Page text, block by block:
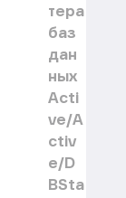
тера
баз
дан
ных
Acti
ve/A
ctiv
e/D
BSta